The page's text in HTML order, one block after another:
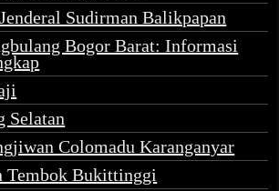
Sudirman Balikpapan
Bogor Barat: Informasi
Selatan
Colomadu Karanganyar
Tembok Bukittinggi